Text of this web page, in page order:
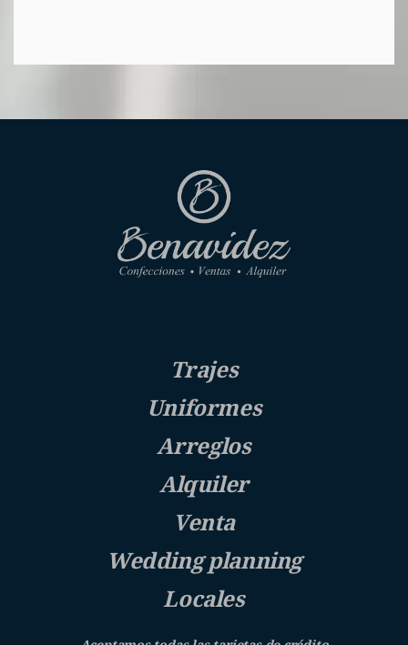
Trajes
Uniformes
Arreglos
Alquiler
Venta
Wedding planning
Locales